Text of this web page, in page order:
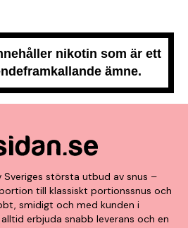
nikotin som är ett
ämne.
Sveriges största utbud av snus –
till klassiskt portionssnus och
smidigt och med kunden i
erbjuda snabb leverans och en